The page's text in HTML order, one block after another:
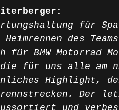
für
Heimrennen des
für BMW Motorrad
für uns alle am
Highlight,
Der
und